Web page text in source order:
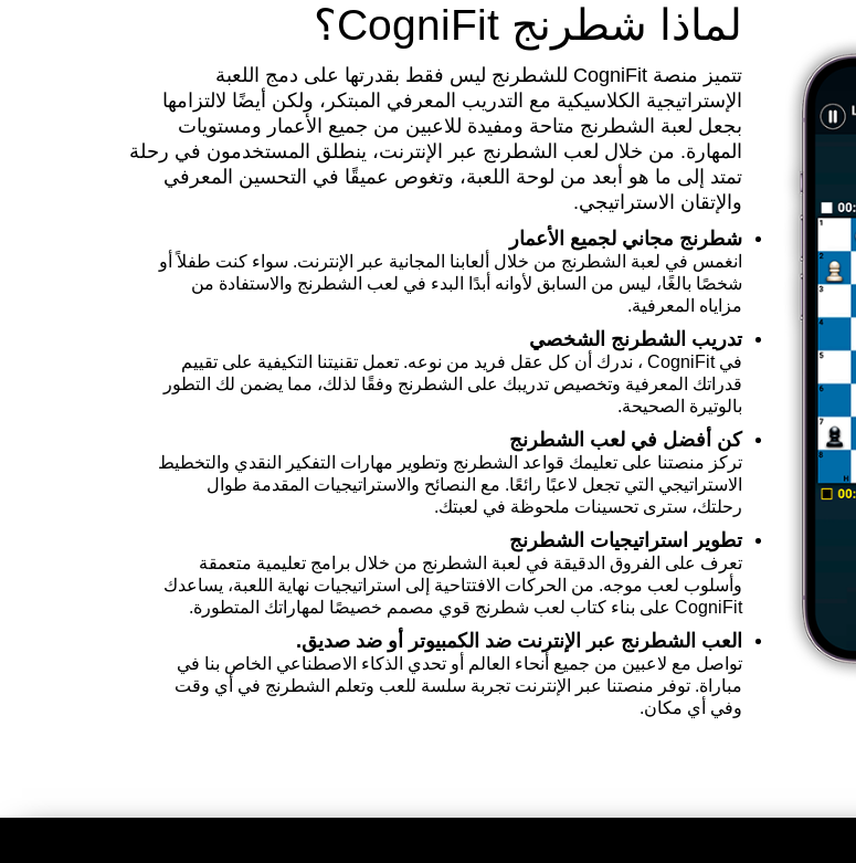
لماذا شطرنج CogniFit؟
تتميز منصة CogniFit للشطرنج ليس فقط بقدرتها على دمج اللعبة
الإستراتيجية الكلاسيكية مع التدريب المعرفي المبتكر، ولكن أيضًا لالتزامها
بجعل لعبة الشطرنج متاحة ومفيدة للاعبين من جميع الأعمار ومستويات
المهارة. من خلال لعب الشطرنج عبر الإنترنت، ينطلق المستخدمون في رحلة
تمتد إلى ما هو أبعد من لوحة اللعبة، وتغوص عميقًا في التحسين المعرفي
والإتقان الاستراتيجي.
شطرنج مجاني لجميع الأعمار
انغمس في لعبة الشطرنج من خلال ألعابنا المجانية عبر الإنترنت. سواء كنت طفلاً أو
شخصًا بالغًا، ليس من السابق لأوانه أبدًا البدء في لعب الشطرنج والاستفادة من
مزاياه المعرفية.
تدريب الشطرنج الشخصي
في CogniFit ، ندرك أن كل عقل فريد من نوعه. تعمل تقنيتنا التكيفية على تقييم
قدراتك المعرفية وتخصيص تدريبك على الشطرنج وفقًا لذلك، مما يضمن لك التطور
بالوتيرة الصحيحة.
كن أفضل في لعب الشطرنج
تركز منصتنا على تعليمك قواعد الشطرنج وتطوير مهارات التفكير النقدي والتخطيط
الاستراتيجي التي تجعل لاعبًا رائعًا. مع النصائح والاستراتيجيات المقدمة طوال
رحلتك، سترى تحسينات ملحوظة في لعبتك.
تطوير استراتيجيات الشطرنج
تعرف على الفروق الدقيقة في لعبة الشطرنج من خلال برامج تعليمية متعمقة
وأسلوب لعب موجه. من الحركات الافتتاحية إلى استراتيجيات نهاية اللعبة، يساعدك
CogniFit على بناء كتاب لعب شطرنج قوي مصمم خصيصًا لمهاراتك المتطورة.
العب الشطرنج عبر الإنترنت ضد الكمبيوتر أو ضد صديق.
تواصل مع لاعبين من جميع أنحاء العالم أو تحدي الذكاء الاصطناعي الخاص بنا في
مباراة. توفر منصتنا عبر الإنترنت تجربة سلسة للعب وتعلم الشطرنج في أي وقت
وفي أي مكان.